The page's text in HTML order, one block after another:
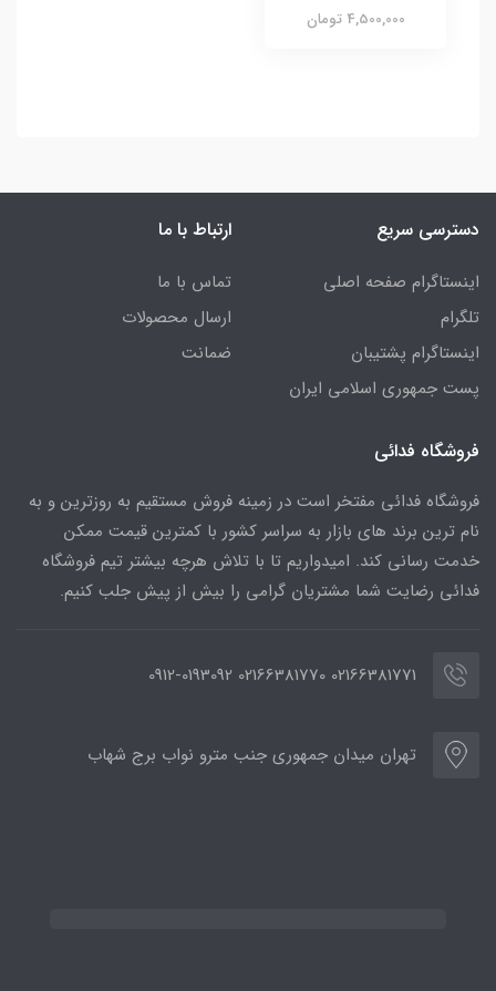
4,500,000 تومان
دسترسی سریع
اینستاگرام صفحه اصلی
تلگرام
اینستاگرام پشتیبان
پست جمهوری اسلامی ایران
ارتباط با ما
تماس با ما
ارسال محصولات
ضمانت
فروشگاه فدائی
فروشگاه فدائی مفتخر است در زمینه فروش مستقیم به روزترین و به
نام ترین برند های بازار به سراسر کشور با کمترین قیمت ممکن
خدمت رسانی کند. امیدواریم تا با تلاش هرچه بیشتر تیم فروشگاه
فدائی رضایت شما مشتریان گرامی را بیش از پیش جلب کنیم.
02166381771 02166381770 0912-0193092
تهران میدان جمهوری جنب مترو نواب برج شهاب